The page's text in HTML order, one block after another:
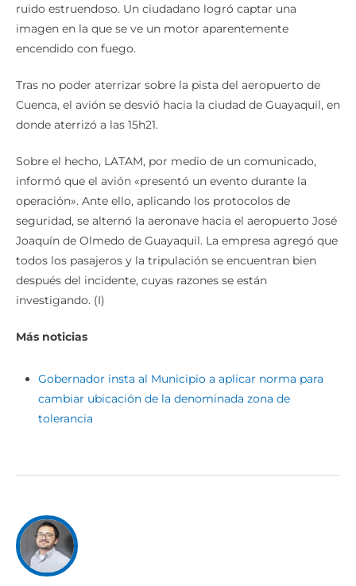
ruido estruendoso. Un ciudadano logró captar una
imagen en la que se ve un motor aparentemente
encendido con fuego.
Tras no poder aterrizar sobre la pista del aeropuerto de
Cuenca, el avión se desvió hacia la ciudad de Guayaquil, en
donde aterrizó a las 15h21.
Sobre el hecho, LATAM, por medio de un comunicado,
informó que el avión «presentó un evento durante la
operación». Ante ello, aplicando los protocolos de
seguridad, se alternó la aeronave hacia el aeropuerto José
Joaquín de Olmedo de Guayaquil. La empresa agregó que
todos los pasajeros y la tripulación se encuentran bien
después del incidente, cuyas razones se están
investigando. (I)
Más noticias
Gobernador insta al Municipio a aplicar norma para
cambiar ubicación de la denominada zona de
tolerancia